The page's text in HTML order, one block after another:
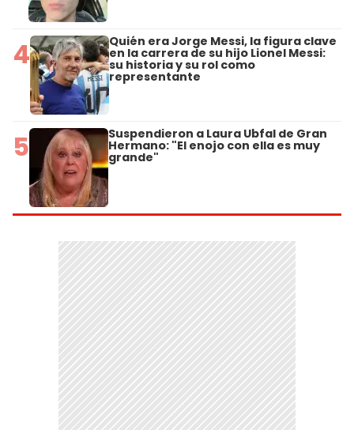
4 Quién era Jorge Messi, la figura clave
en la carrera de su hijo Lionel Messi:
su historia y su rol como
representante
5 Suspendieron a Laura Ubfal de Gran
Hermano: "El enojo con ella es muy
grande"